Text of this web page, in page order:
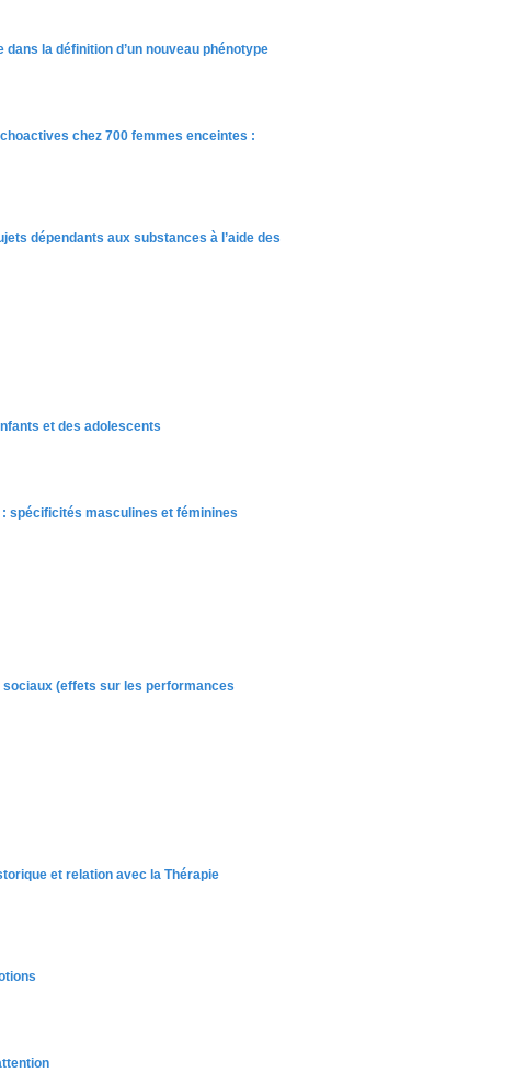
la définition d’un nouveau phénotype
chez 700 femmes enceintes :
dépendants aux substances à l’aide des
et des adolescents
spécificités masculines et féminines
sociaux (effets sur les performances
et relation avec la Thérapie